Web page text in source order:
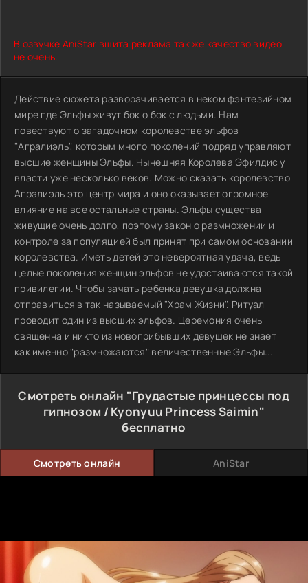
В озвучке AniStar вшита реклама так же качество видео
не очень.
Действие сюжета разворачивается в неком фэнтезийном
мире где Эльфы живут бок о бок с людьми. Нам
повествуют о загадочном королевстве эльфов
"Агралиэль", которым много поколений подряд управляют
высшие женщины Эльфы. Нынешняя Королева Эфилдис у
власти уже несколько веков. Можно сказать королевство
Агралиэль это центр мира и оно оказывает огромное
влияние на все остальные страны. Эльфы существа
живущие очень долго, поэтому закон о размножении и
контроле за популяцией был принят при самом основании
королевства. Иметь детей это невероятная удача, ведь
целые поколения женщин эльфов не удостаиваются такой
привилегии. Чтобы зачать ребенка девушка должна
отправиться в так называемый "Храм Жизни". Ритуал
проводит один из высших эльфов. Церемония очень
священна и никто из новоприбывших девушек не знает
как именно "размножаются" величественные Эльфы...
Смотреть онлайн "Грудастые принцессы под
гипнозом / Kyonyuu Princess Saimin"
бесплатно
Смотреть онлайн AniStar